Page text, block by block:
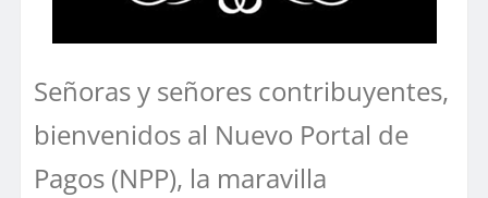
Señoras y señores contribuyentes,
bienvenidos al Nuevo Portal de
Pagos (NPP), la maravilla